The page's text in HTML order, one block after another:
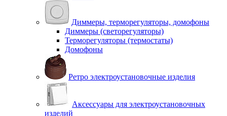
Диммеры, терморегуляторы, домофоны
Диммеры (светорегуляторы)
Терморегуляторы (термостаты)
Домофоны
Ретро электроустановочные изделия
Аксессуары для электроустановочных
изделий